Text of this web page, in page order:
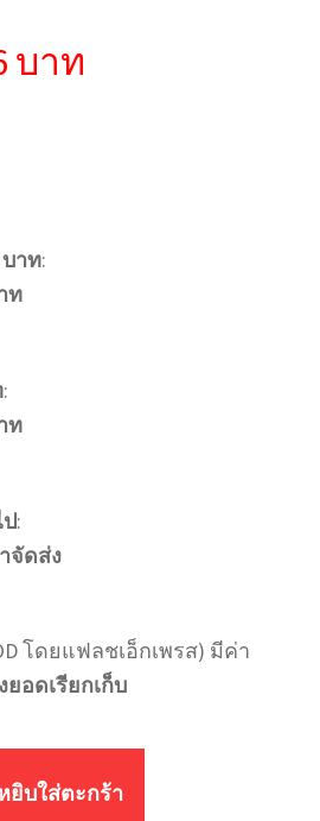
บาท
บาท:
ท
:
ท
:
จัดส่ง
โดยแฟลชเอ็กเพรส) มีค่า
ยอดเรียกเก็บ
ยิบใส่ตะกร้า